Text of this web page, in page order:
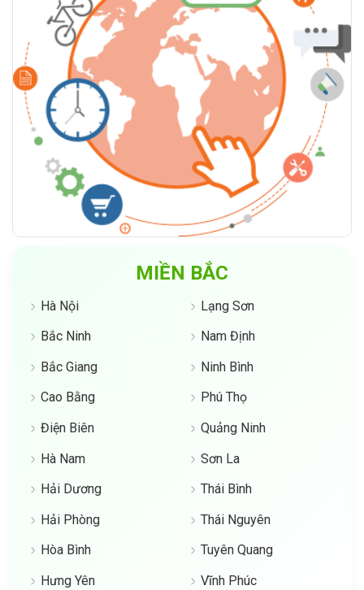
MIỀN BẮC
Hà Nội
Bắc Ninh
Bắc Giang
Cao Bằng
Điện Biên
Hà Nam
Hải Dương
Hải Phòng
Hòa Bình
Hưng Yên
Lạng Sơn
Nam Định
Ninh Bình
Phú Thọ
Quảng Ninh
Sơn La
Thái Bình
Thái Nguyên
Tuyên Quang
Vĩnh Phúc